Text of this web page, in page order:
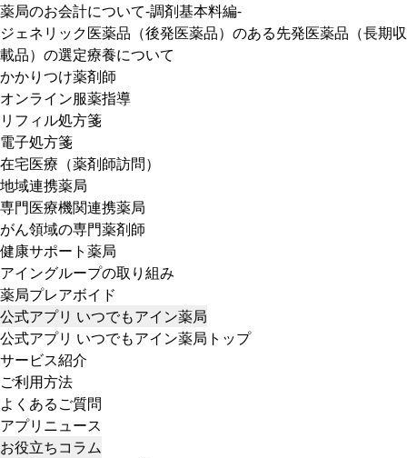
薬局のお会計について-調剤基本料編-
ジェネリック医薬品（後発医薬品）のある先発医薬品（長期収
載品）の選定療養について
かかりつけ薬剤師
オンライン服薬指導
リフィル処方箋
電子処方箋
在宅医療（薬剤師訪問）
地域連携薬局
専門医療機関連携薬局
がん領域の専門薬剤師
健康サポート薬局
アイングループの取り組み
薬局プレアボイド
公式アプリ いつでもアイン薬局
公式アプリ いつでもアイン薬局トップ
サービス紹介
ご利用方法
よくあるご質問
アプリニュース
お役立ちコラム